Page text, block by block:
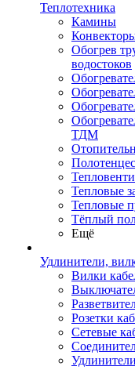
Теплотехника
Камины
Обогрев
водостоков
ТДМ
Тепловые
Тепловые
Тёплый
Ещё
Удлинители,
Вилки
Розетки
Сетевые
Удлинители